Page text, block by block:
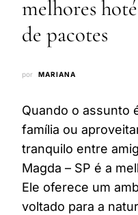
melhores
de pacotes
por MARIANA
Quando o assunto
família ou
tranquilo entre
Magda – SP é a
Ele oferece um
voltado para a